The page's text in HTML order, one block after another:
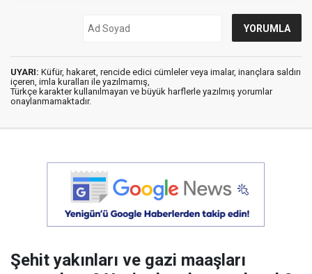
UYARI: Küfür, hakaret, rencide edici cümleler veya imalar, inançlara saldırı
içeren, imla kuralları ile yazılmamış,
Türkçe karakter kullanılmayan ve büyük harflerle yazılmış yorumlar
onaylanmamaktadır.
Şehit yakınları ve gazi maaşları